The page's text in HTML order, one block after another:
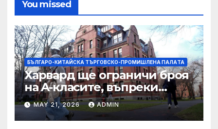
You missed
БЪЛГАРО-КИТАЙСКА ТЪРГОВСКО-ПРОМИШЛЕНА ПАЛAТА
Харвард ще ограничи броя
на A-класите, въпреки
силната съпротива на
студентите
MAY 21, 2026 ADMIN